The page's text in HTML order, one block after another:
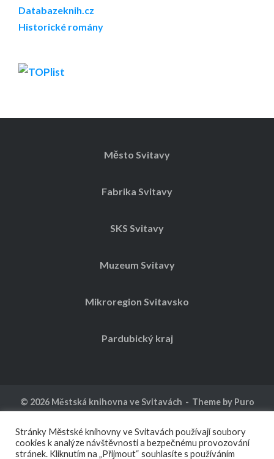
Databazeknih.cz
Historické romány
Město Svitavy
Fabrika Svitavy
SKS Svitavy
Muzeum Svitavy
Mikroregion Svitavsko
Pardubický kraj
© 2026 Městská knihovna ve Svitavách Theme by Puro
Kalendář akcí Ochrana osobních údajů
Stránky Městské knihovny ve Svitavách používají soubory
cookies k analýze návštěvnosti a bezpečnému provozování
stránek. Kliknutím na „Přijmout“ souhlasíte s používáním